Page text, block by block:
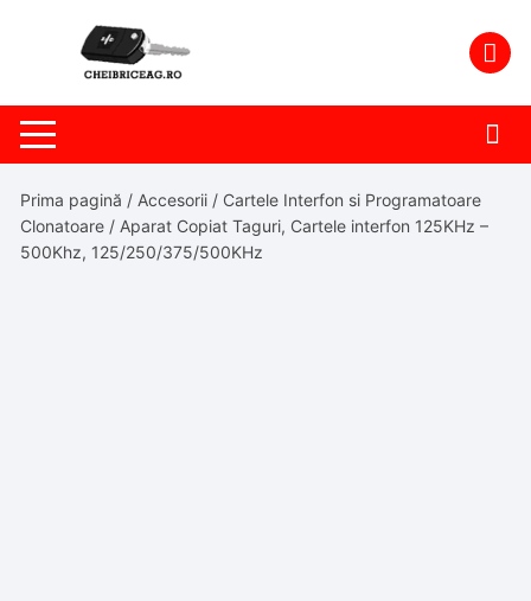
Prima pagină / Accesorii / Cartele Interfon si Programatoare
Clonatoare / Aparat Copiat Taguri, Cartele interfon 125KHz –
500Khz, 125/250/375/500KHz